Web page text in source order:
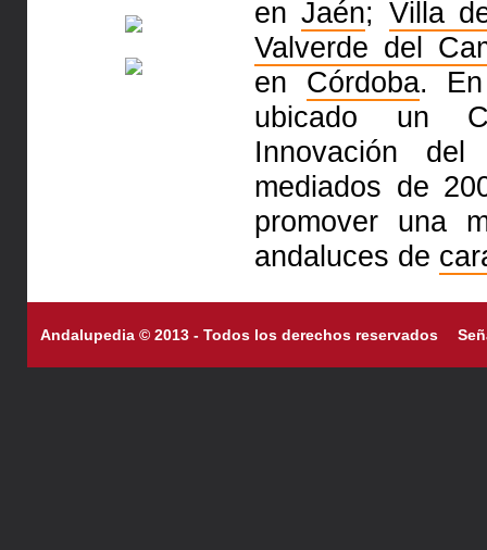
enJaén; Villa
Valverde del
en Córdoba.
ubicado un
Innovación
mediados de
promover una
andaluces de
Andalupedia © 2013 - Todos los derechos reservados